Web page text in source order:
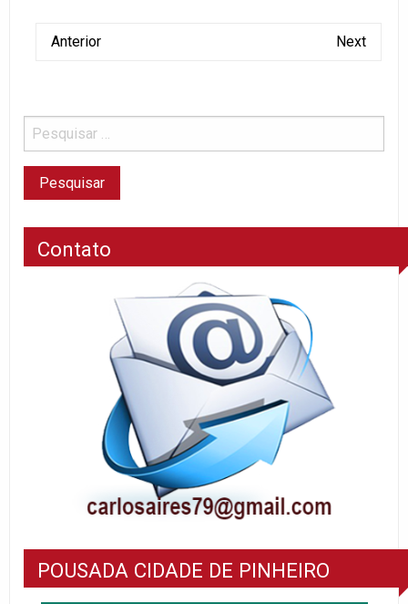
Anterior Next
Contato
POUSADA CIDADE DE PINHEIRO